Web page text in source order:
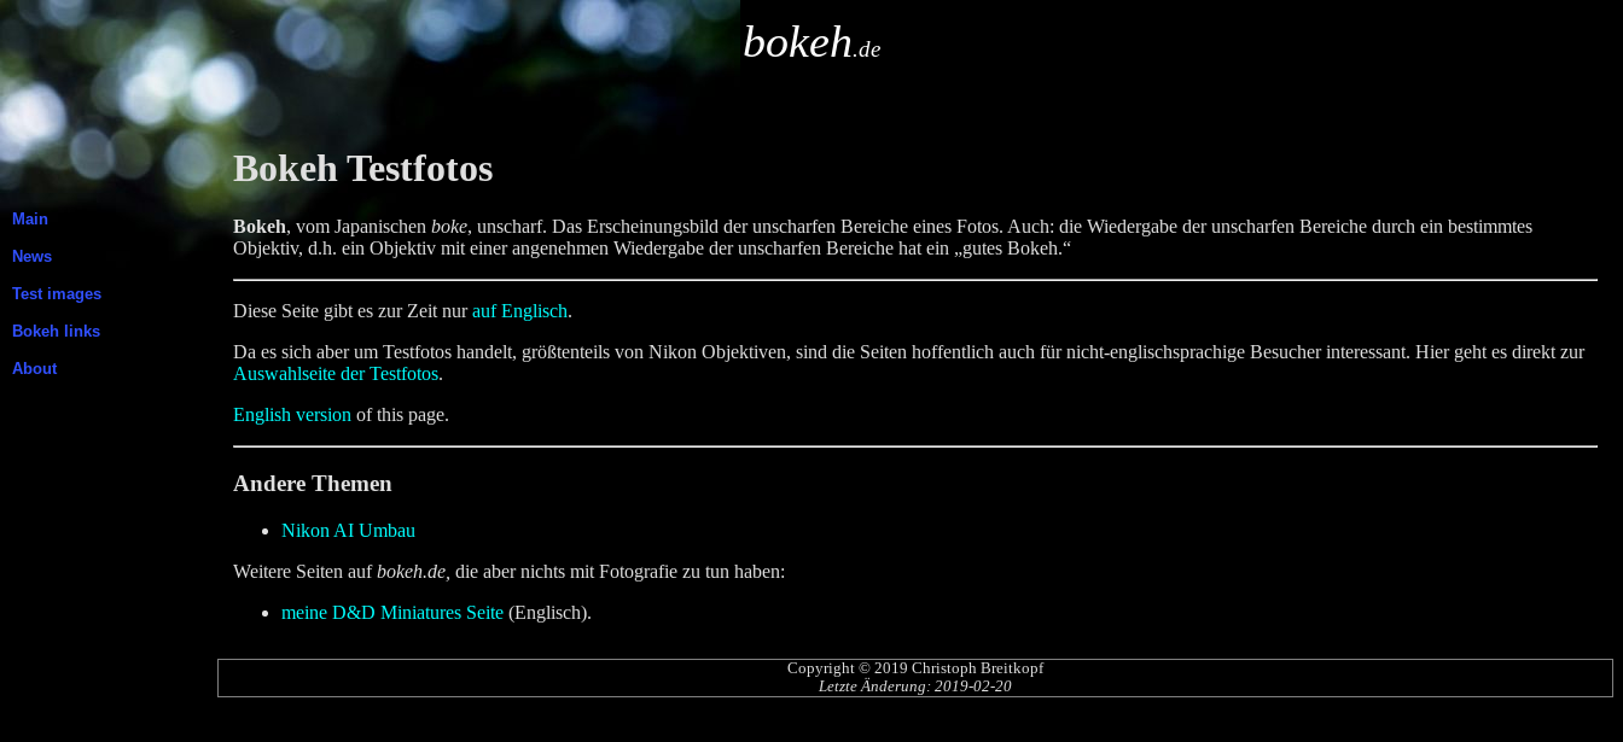
bokeh.de
Main
News
Test images
Bokeh links
About
Bokeh Testfotos
Bokeh, vom Japanischenboke, unscharf. Das Erscheinungsbild der unscharfen Bereiche eines Fotos. Auch: die Wiedergabe der unscharfen Bereiche durch ein bestimmtes
Objektiv, d.h. ein Objektiv mit einer angenehmen Wiedergabe der unscharfen Bereiche hat ein „gutes Bokeh.“
Diese Seite gibt es zur Zeit nurauf Englisch.
Da es sich aber um Testfotos handelt, größtenteils von Nikon Objektiven, sind die Seiten hoffentlich auch für nicht-englischsprachige Besucher interessant. Hier geht es direkt zur
Auswahlseite der Testfotos.
English version of this page.
Andere Themen
Nikon AI Umbau
Weitere Seiten aufbokeh.de, die aber nichts mit Fotografie zu tun haben:
meine D&D Miniatures Seite (Englisch).
Copyright © 2019 Christoph Breitkopf
Letzte Änderung: 2019-02-20